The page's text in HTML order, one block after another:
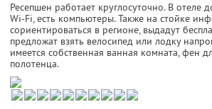
Ресепшен работает круглосуточно. В отеле
Wi-Fi, есть компьютеры. Также на стойке
сориентироваться в регионе, выдадут
предложат взять велосипед или лодку
имеется собственная ванная комната, фен
полотенца.